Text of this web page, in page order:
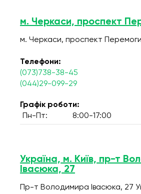
м. Черкаси, проспект
м. Черкаси, проспект
Телефони:
(073)738-38-45
(044)29-099-29
Графік роботи:
Пн-Пт:
8:00-17:00
Україна, м. Київ, пр-т
Івасюка, 27
Пр-т Володимира Івасюка, 27